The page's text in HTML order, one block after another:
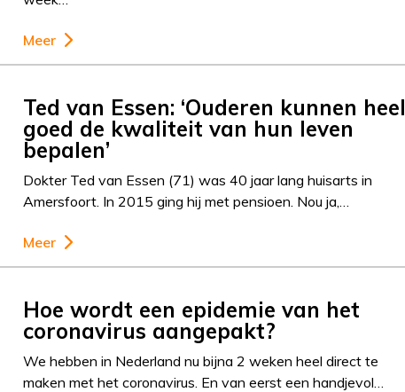
Meer
Ted van Essen: ‘Ouderen kunnen heel
goed de kwaliteit van hun leven
bepalen’
Dokter Ted van Essen (71) was 40 jaar lang huisarts in
Amersfoort. In 2015 ging hij met pensioen. Nou ja,…
Meer
Hoe wordt een epidemie van het
coronavirus aangepakt?
We hebben in Nederland nu bijna 2 weken heel direct te
maken met het coronavirus. En van eerst een handjevol…